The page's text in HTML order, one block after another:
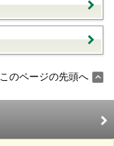
このページの先頭へ